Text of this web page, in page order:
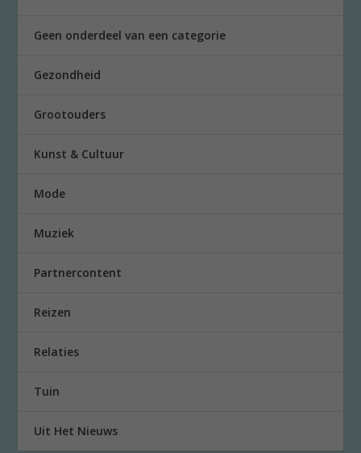
Geen onderdeel van een categorie
Gezondheid
Grootouders
Kunst & Cultuur
Mode
Muziek
Partnercontent
Reizen
Relaties
Tuin
Uit Het Nieuws